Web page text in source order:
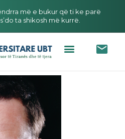
më e bukur që ti ke parë
ta shikosh më kurrë.